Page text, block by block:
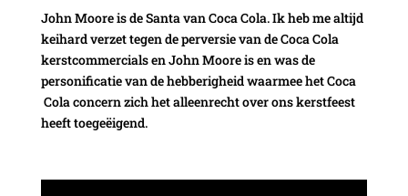
John Moore is de Santa van Coca Cola. Ik heb me altijd
keihard verzet tegen de perversie van de Coca Cola
kerstcommercials en John Moore is en was de
personificatie van de hebberigheid waarmee het Coca
Cola concern zich het alleenrecht over ons kerstfeest
heeft toegeëigend.